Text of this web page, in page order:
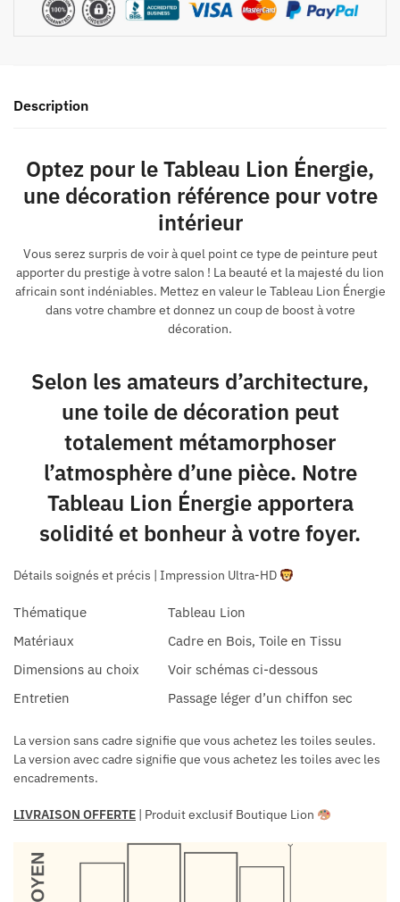
Description
Optez pour le Tableau Lion Énergie,
une décoration référence pour votre
intérieur
Vous serez surpris de voir à quel point ce type de peinture peut
apporter du prestige à votre salon ! La beauté et la majesté du lion
africain sont indéniables. Mettez en valeur le Tableau Lion Énergie
dans votre chambre et donnez un coup de boost à votre
décoration.
Selon les amateurs d’architecture,
une toile de décoration peut
totalement métamorphoser
l’atmosphère d’une pièce. Notre
Tableau Lion Énergie apportera
solidité et bonheur à votre foyer.
Détails soignés et précis | Impression Ultra-HD
Thématique
Tableau Lion
Matériaux
Cadre en Bois, Toile en Tissu
Dimensions au choix
Voir schémas ci-dessous
Entretien
Passage léger d’un chiffon sec
La version sans cadre signifie que vous achetez les toiles seules.
La version avec cadre signifie que vous achetez les toiles avec les
encadrements.
LIVRAISON OFFERTE | Produit exclusif Boutique Lion